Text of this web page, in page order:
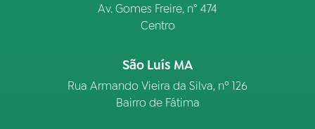
Av. Gomes Freire, n° 474
Centro
São Luís MA
Rua Armando Vieira da Silva, nº 126
Bairro de Fátima